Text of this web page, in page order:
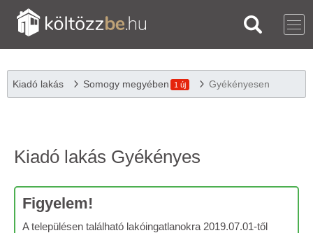
Kiadó lakás Somogy megyében 1 új Gyékényesen
Kiadó lakás Gyékényes
Figyelem!
A településen található lakóingatlanokra 2019.07.01-től